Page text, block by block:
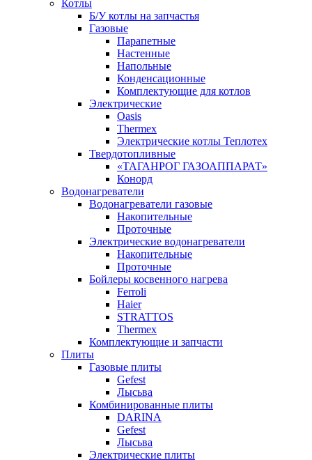
Котлы
Б/У котлы на запчастья
Газовые
Парапетные
Настенные
Напольные
Конденсационные
Комплектующие для котлов
Электрические
Oasis
Thermex
Электрические котлы Теплотех
Твердотопливные
«ТАГАНРОГ ГАЗОАППАРАТ»
Конорд
Водонагреватели
Водонагреватели газовые
Накопительные
Проточные
Электрические водонагреватели
Накопительные
Проточные
Бойлеры косвенного нагрева
Ferroli
Haier
STRATTOS
Thermex
Комплектующие и запчасти
Плиты
Газовые плиты
Gefest
Лысьва
Комбинированные плиты
DARINA
Gefest
Лысьва
Электрические плиты